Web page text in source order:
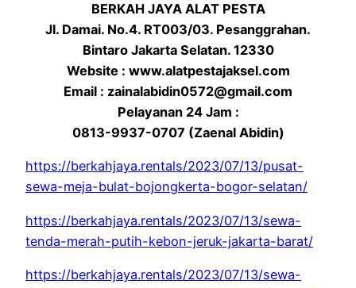
BERKAH JAYA ALAT PESTA
Jl. Damai. No.4. RT003/03. Pesanggrahan.
Bintaro Jakarta Selatan. 12330
Website : www.alatpestajaksel.com
Email : zainalabidin0572@gmail.com
Pelayanan 24 Jam :
0813-9937-0707 (Zaenal Abidin)
https://berkahjaya.rentals/2023/07/13/pusat-
sewa-meja-bulat-bojongkerta-bogor-selatan/
https://berkahjaya.rentals/2023/07/13/sewa-
tenda-merah-putih-kebon-jeruk-jakarta-barat/
https://berkahjaya.rentals/2023/07/13/sewa-